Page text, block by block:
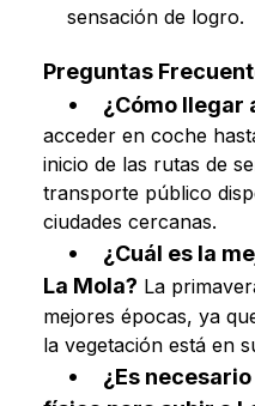
sensación de logro.
Preguntas
¿Cómo llegar
acceder en coche
inicio de las rutas de
transporte público
ciudades cercanas.
¿Cuál es la
La Mola? La
mejores épocas, ya
la vegetación está en
¿Es